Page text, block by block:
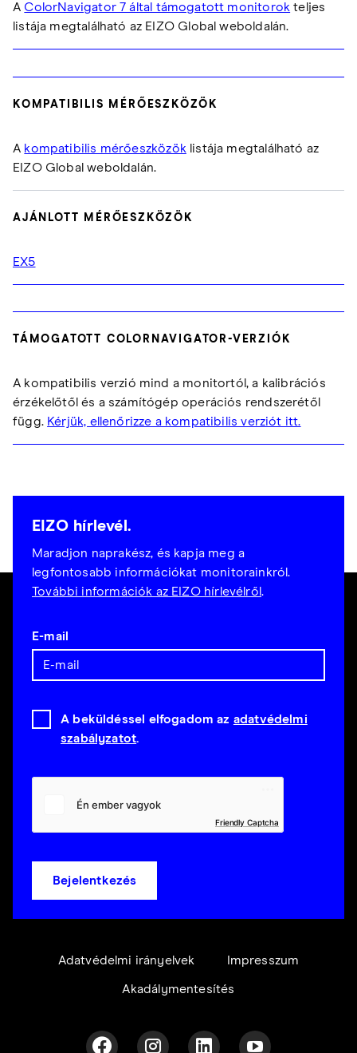
A ColorNavigator 7 által támogatott monitorok teljes
listája megtalálható az EIZO Global weboldalán.
KOMPATIBILIS MÉRŐESZKÖZÖK
A kompatibilis mérőeszközök listája megtalálható az
EIZO Global weboldalán.
AJÁNLOTT MÉRŐESZKÖZÖK
EX5
TÁMOGATOTT COLORNAVIGATOR-VERZIÓK
A kompatibilis verzió mind a monitortól, a kalibrációs
érzékelőtől és a számítógép operációs rendszerétől
függ. Kérjük, ellenőrizze a kompatibilis verziót itt.
EIZO hírlevél.
Maradjon naprakész, és kapja meg a
legfontosabb információkat monitorainkról.
További információk az EIZO hírlevélről.
E-mail
A beküldéssel elfogadom az adatvédelmi
szabályzatot.
Friendly Captcha
Bejelentkezés
Adatvédelmi irányelvek Impresszum
Akadálymentesítés